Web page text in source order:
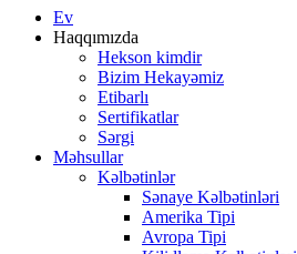
Ev
Haqqımızda
Hekson kimdir
Bizim Hekayəmiz
Etibarlı
Sertifikatlar
Sərgi
Məhsullar
Kəlbətinlər
Sənaye Kəlbətinləri
Amerika Tipi
Avropa Tipi